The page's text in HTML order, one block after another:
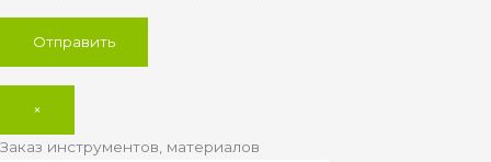
×
Заказ инструментов, материалов